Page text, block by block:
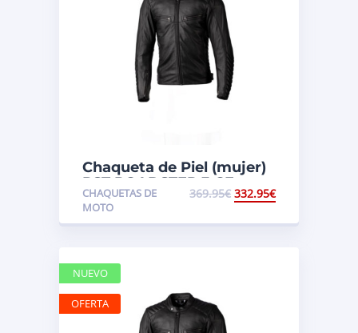
Chaqueta de Piel (mujer)
RST ROADSTER 3 CE
CHAQUETAS DE
MOTO
369.95€ 332.95€
NUEVO
OFERTA